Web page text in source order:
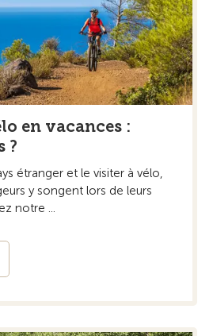
en vacances :
?
étranger et le visiter à vélo,
y songent lors de leurs
notre ...